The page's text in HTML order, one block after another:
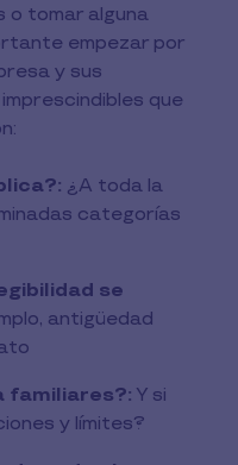
o tomar alguna
empezar por
y sus
que
¿A toda la
categorías
se
antigüedad
familiares?: Y si
y límites?